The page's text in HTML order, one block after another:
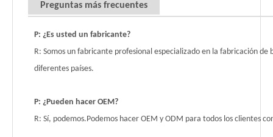
Preguntas más frecuentes
P: ¿Es usted un fabricante?
R: Somos un fabricante profesional especializado en la fabricación
diferentes países.
P: ¿Pueden hacer OEM?
R: Sí, podemos.Podemos hacer OEM y ODM para todos los clientes